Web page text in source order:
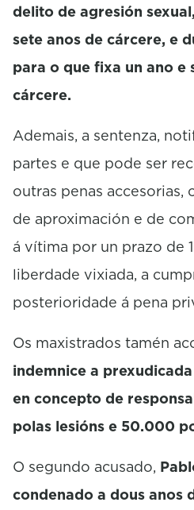
delito de agresión
sete anos de cárcere, e
para o que fixa un ano e
cárcere.
Ademais, a sentenza,
partes e que pode ser
outras penas
de aproximación e de
á vítima por un prazo de
liberdade vixiada, a
posterioridade á pena
Os maxistrados tamén
indemnice a
en concepto de
polas lesións e 50.000
O segundo acusado,
condenado a dous anos